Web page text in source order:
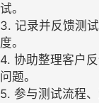
试。
3. 记录并反馈测
度。
4. 协助整理客户
问题。
5. 参与测试流程